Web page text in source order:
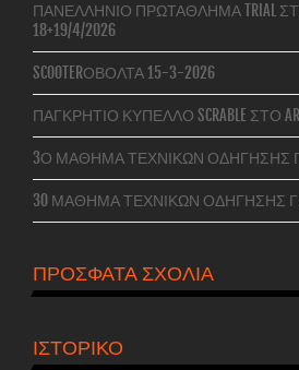
ΠΑΝΕΛΛΉΝΙΟ ΠΡΩΤΆΘΛΗΜΑ TRIAL
18+19/4/2026
SCOOTERΌΒΟΛΤΑ 15-3-2026
ΠΑΓΚΡΉΤΙΟ ΚΎΠΕΛΛΟ SCRABLE ΣΤΟ
3Ο ΜΆΘΗΜΑ ΤΕΧΝΙΚΏΝ ΟΔΉΓΗΣΗΣ
3O ΜΆΘΗΜΑ ΤΕΧΝΙΚΏΝ ΟΔΉΓΗΣΗΣ
ΠΡΌΣΦΑΤΑ ΣΧΌΛΙΑ
ΙΣΤΟΡΙΚΌ